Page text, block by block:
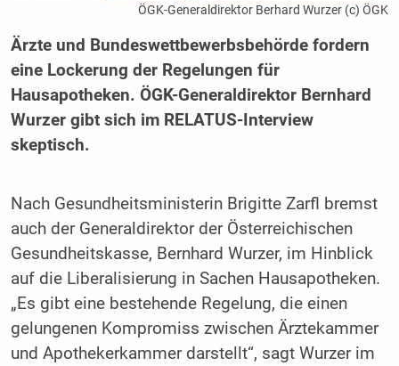
ÖGK-Generaldirektor Berhard Wurzer (c) ÖGK
Ärzte und Bundeswettbewerbsbehörde fordern
eine Lockerung der Regelungen für
Hausapotheken. ÖGK-Generaldirektor Bernhard
Wurzer gibt sich im RELATUS-Interview
skeptisch.
Nach Gesundheitsministerin Brigitte Zarfl bremst
auch der Generaldirektor der Österreichischen
Gesundheitskasse, Bernhard Wurzer, im Hinblick
auf die Liberalisierung in Sachen Hausapotheken.
„Es gibt eine bestehende Regelung, die einen
gelungenen Kompromiss zwischen Ärztekammer
und Apothekerkammer darstellt“, sagt Wurzer im